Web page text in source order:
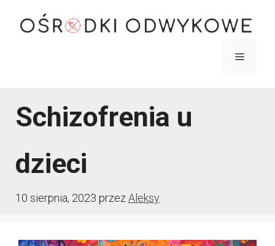
Menu
Schizofrenia u
dzieci
10 sierpnia, 2023 przez Aleksy